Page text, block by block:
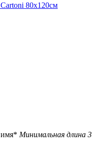
80х120см
Минимальная длина 3